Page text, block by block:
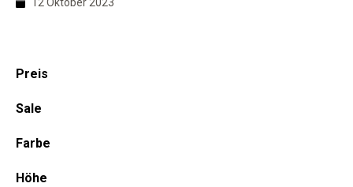
12 Oktober 2023
Haupt-
Sidebar
Preis
Sale
Farbe
Höhe